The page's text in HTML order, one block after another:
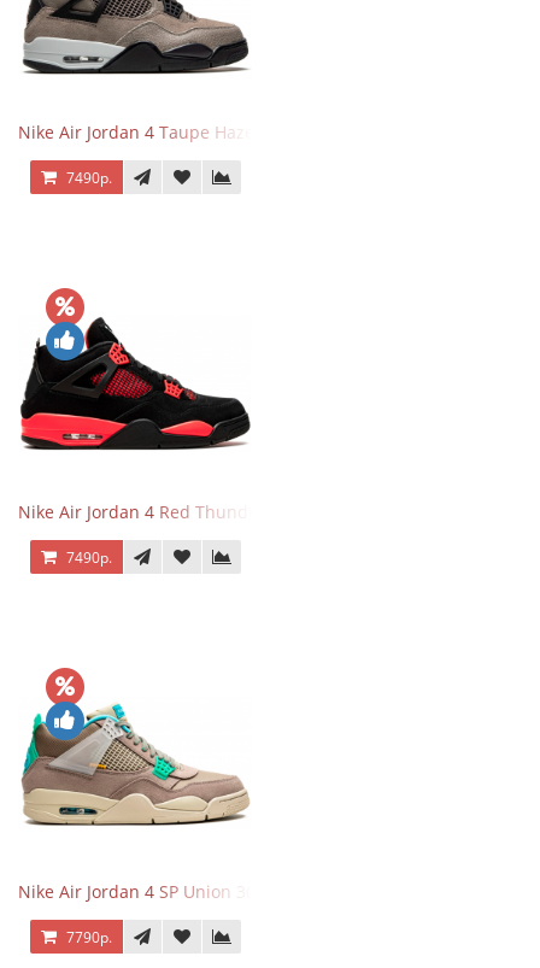
Nike Air Jordan 4 Taupe Haze
7490р.
Nike Air Jordan 4 Red Thunder
7490р.
Nike Air Jordan 4 SP Union 30th Anniversary Taupe Haze
7790р.